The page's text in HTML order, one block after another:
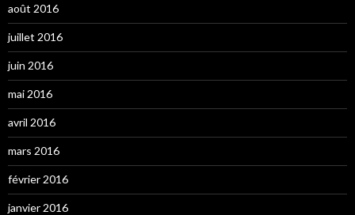
août 2016
juillet 2016
juin 2016
mai 2016
avril 2016
mars 2016
février 2016
janvier 2016